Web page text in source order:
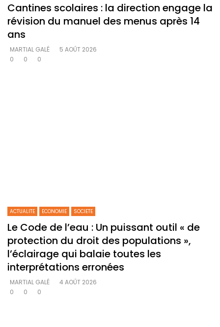
Cantines scolaires : la direction engage la
révision du manuel des menus après 14
ans
MARTIAL GALÉ
5 AOÛT 2026
0
0 0
ACTUALITE ECONOMIE SOCIETE
Le Code de l’eau : Un puissant outil « de
protection du droit des populations »,
l’éclairage qui balaie toutes les
interprétations erronées
MARTIAL GALÉ
4 AOÛT 2026
0
0 0